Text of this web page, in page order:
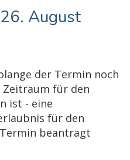
August
der Termin noch
für den
ist - eine
für den
beantragt